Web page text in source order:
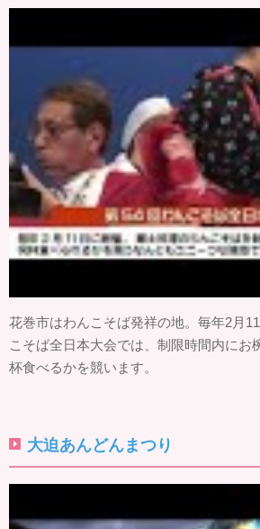
花巻市はわんこそば発祥の地。毎年2月
こそば全日本大会では、制限時間内にお
杯食べるかを競います。
大迫あんどんまつり